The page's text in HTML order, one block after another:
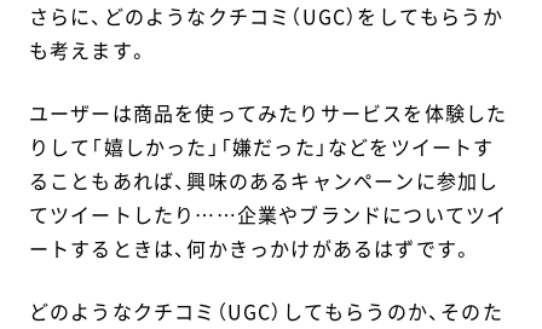
さらに、どのようなクチコミ（UGC）をしてもらうか
も考えます。
ユーザーは商品を使ってみたりサービスを体験した
りして「嬉しかった」「嫌だった」などをツイートす
ることもあれば、興味のあるキャンペーンに参加し
てツイートしたり……企業やブランドについてツイ
ートするときは、何かきっかけがあるはずです。
どのようなクチコミ（UGC）してもらうのか、そのた